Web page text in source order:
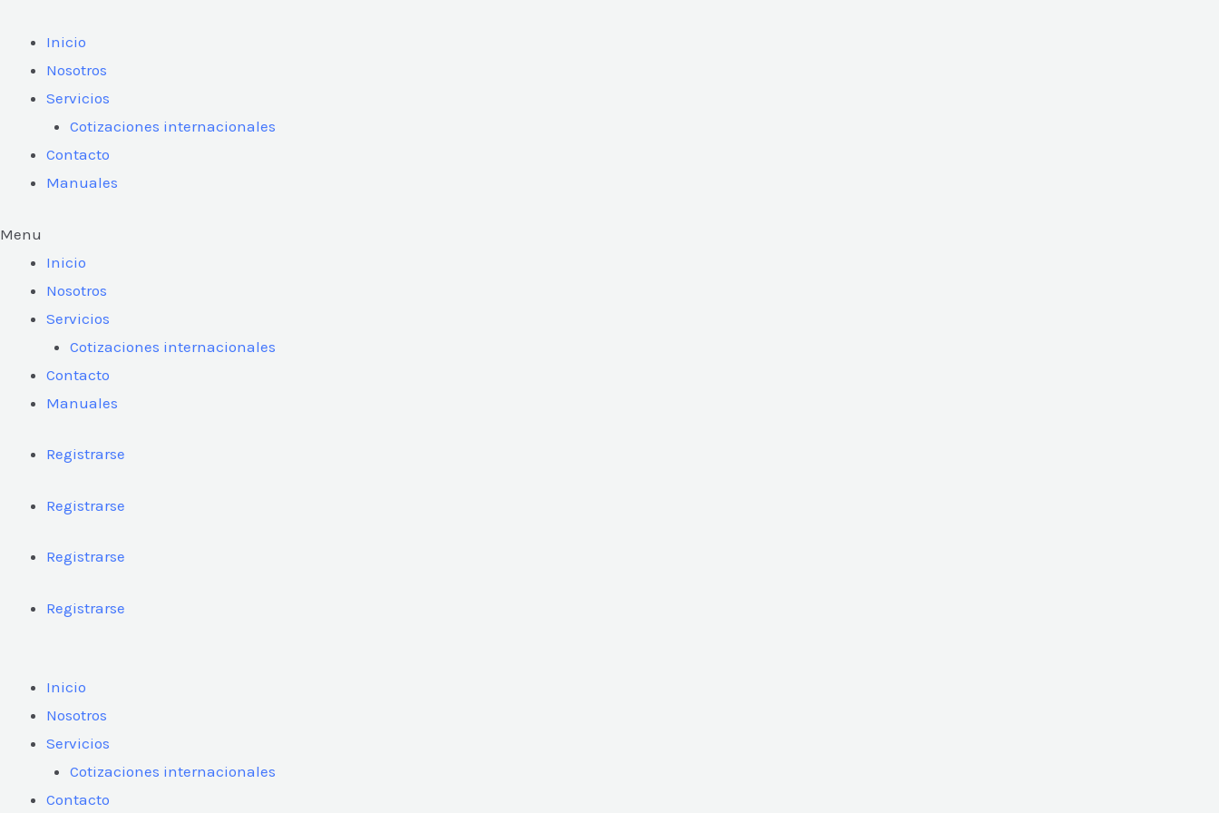
contenido
Inicio
Nosotros
Servicios
Cotizaciones internacionales
Contacto
Manuales
Menu
Inicio
Nosotros
Servicios
Cotizaciones internacionales
Contacto
Manuales
Registrarse
Registrarse
Registrarse
Registrarse
Inicio
Nosotros
Servicios
Cotizaciones internacionales
Contacto